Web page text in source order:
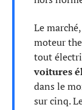
Le
moteur
tout
voitures
dans le
sur cinq.